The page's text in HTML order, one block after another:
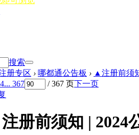
搜索
册专区 › 哪都通公告板 › ▲注册前须
... 367 / 367 页下一页
册前须知 | 2024